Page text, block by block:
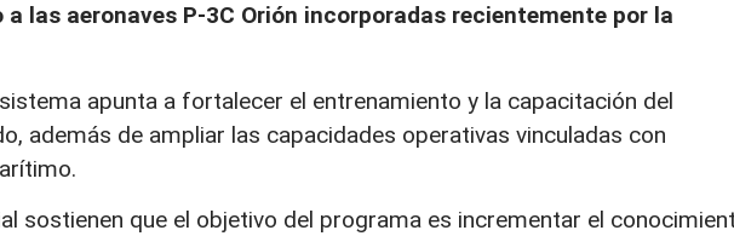
las aeronaves P-3C Orión incorporadas recientemente por la
apunta a fortalecer el entrenamiento y la capacitación del
además de ampliar las capacidades operativas vinculadas con
sostienen que el objetivo del programa es incrementar el